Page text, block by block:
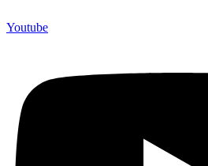
Youtube